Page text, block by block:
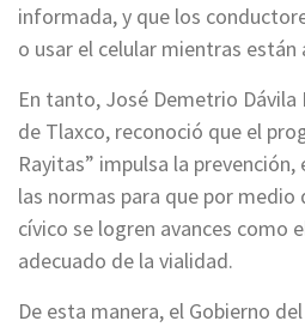
informada, y que los
o usar el celular mientras están
En tanto, José Demetrio Dávila
de Tlaxco, reconoció que el
Rayitas” impulsa la
las normas para que por
cívico se logren avances como
adecuado de la vialidad.
De esta manera, el Gobierno